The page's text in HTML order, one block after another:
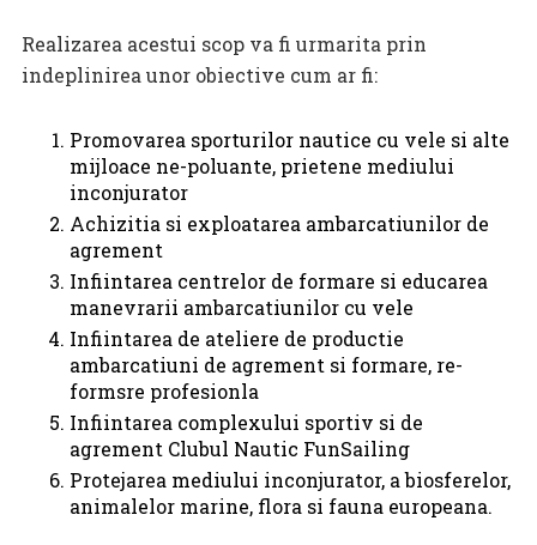
Realizarea acestui scop va fi urmarita prin
indeplinirea unor obiective cum ar fi:
Promovarea sporturilor nautice cu vele si alte
mijloace ne-poluante, prietene mediului
inconjurator
Achizitia si exploatarea ambarcatiunilor de
agrement
Infiintarea centrelor de formare si educarea
manevrarii ambarcatiunilor cu vele
Infiintarea de ateliere de productie
ambarcatiuni de agrement si formare, re-
formsre profesionla
Infiintarea complexului sportiv si de
agrement Clubul Nautic FunSailing
Protejarea mediului inconjurator, a biosferelor,
animalelor marine, flora si fauna europeana.